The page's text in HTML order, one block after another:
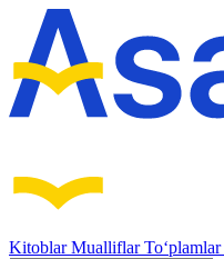
KitoblarMualliflarTo‘plamlar